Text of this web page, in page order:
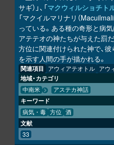
サギ）」、「マクウィルショチト
「マクイルマリナリ（
っている。ある種の奇形と病
アテテオの神たちが与えた罰
方位に関連付けられた神で、
を示す人間の手が描かれる。
関連項目 アウィアテオトル アウ
地域・カテゴリ
中南米 アステカ神話
キーワード
病気・毒 方位 酒
文献
33